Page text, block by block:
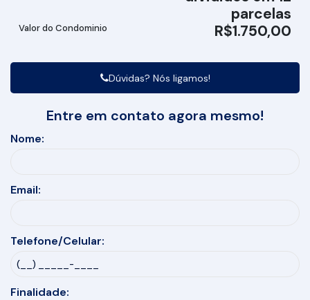
parcelas
Valor do Condominio R$1.750,00
Dúvidas? Nós ligamos!
Entre em contato agora mesmo!
Nome:
Email:
Telefone/Celular:
Finalidade: